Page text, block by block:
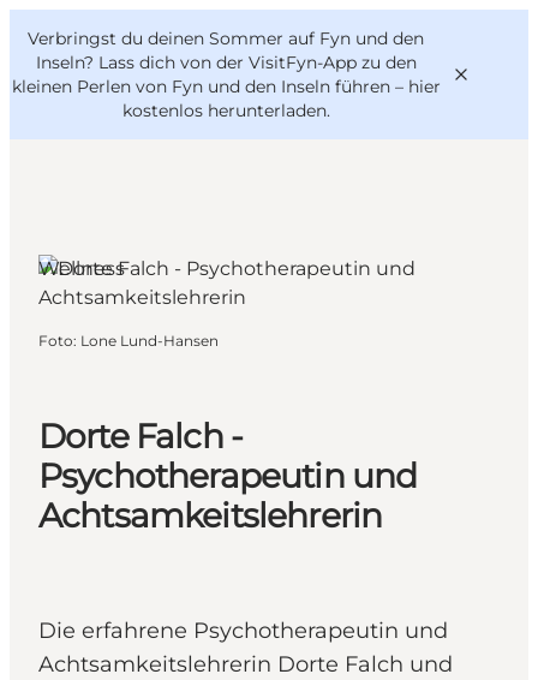
Verbringst du deinen Sommer auf Fyn und den
Inseln? Lass dich von der VisitFyn-App zu den
kleinen Perlen von Fyn und den Inseln führen – hier
kostenlos herunterladen.
Reise Ideen
Outdoor & bike
Essen & trinken
VisitFyn
Deutsch
Dorte Falch -
Psychotherapeutin und
Achtsamkeitslehrerin
Die erfahrene Psychotherapeutin und
Achtsamkeitslehrerin Dorte Falch und
Wellness
Foto: Lone Lund-Hansen